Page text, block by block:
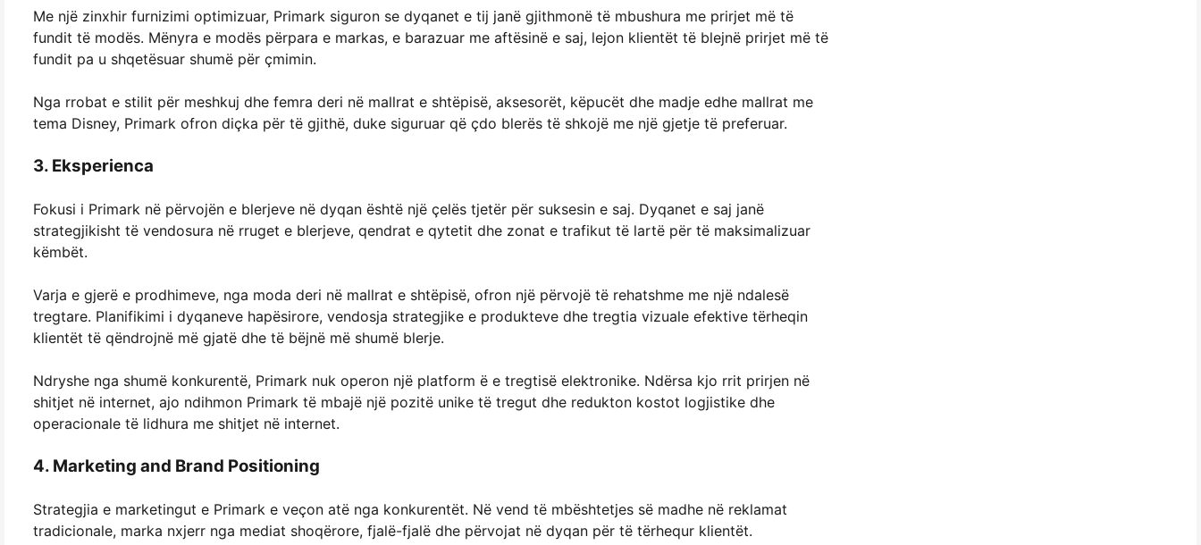
Me një zinxhir furnizimi optimizuar, Primark siguron se dyqanet e tij janë gjithmonë të mbushura me prirjet më të
fundit të modës. Mënyra e modës përpara e markas, e barazuar me aftësinë e saj, lejon klientët të blejnë prirjet më të
fundit pa u shqetësuar shumë për çmimin.
Nga rrobat e stilit për meshkuj dhe femra deri në mallrat e shtëpisë, aksesorët, këpucët dhe madje edhe mallrat me
tema Disney, Primark ofron diçka për të gjithë, duke siguruar që çdo blerës të shkojë me një gjetje të preferuar.
3. Eksperienca
Fokusi i Primark në përvojën e blerjeve në dyqan është një çelës tjetër për suksesin e saj. Dyqanet e saj janë
strategjikisht të vendosura në rruget e blerjeve, qendrat e qytetit dhe zonat e trafikut të lartë për të maksimalizuar
këmbët.
Varja e gjerë e prodhimeve, nga moda deri në mallrat e shtëpisë, ofron një përvojë të rehatshme me një ndalesë
tregtare. Planifikimi i dyqaneve hapësirore, vendosja strategjike e produkteve dhe tregtia vizuale efektive tërheqin
klientët të qëndrojnë më gjatë dhe të bëjnë më shumë blerje.
Ndryshe nga shumë konkurentë, Primark nuk operon një platform ë e tregtisë elektronike. Ndërsa kjo rrit prirjen në
shitjet në internet, ajo ndihmon Primark të mbajë një pozitë unike të tregut dhe redukton kostot logjistike dhe
operacionale të lidhura me shitjet në internet.
4. Marketing and Brand Positioning
Strategjia e marketingut e Primark e veçon atë nga konkurentët. Në vend të mbështetjes së madhe në reklamat
tradicionale, marka nxjerr nga mediat shoqërore, fjalë-fjalë dhe përvojat në dyqan për të tërhequr klientët.